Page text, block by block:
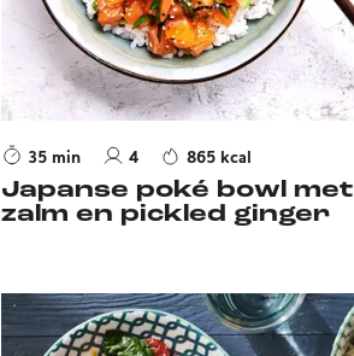
35 min 4 865 kcal
Japanse poké bowl met
zalm en pickled ginger